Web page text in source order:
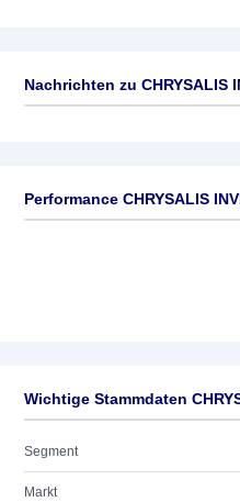
Nachrichten zu CHRYSALIS
Performance CHRYSALIS
Wichtige Stammdaten
Segment
Markt